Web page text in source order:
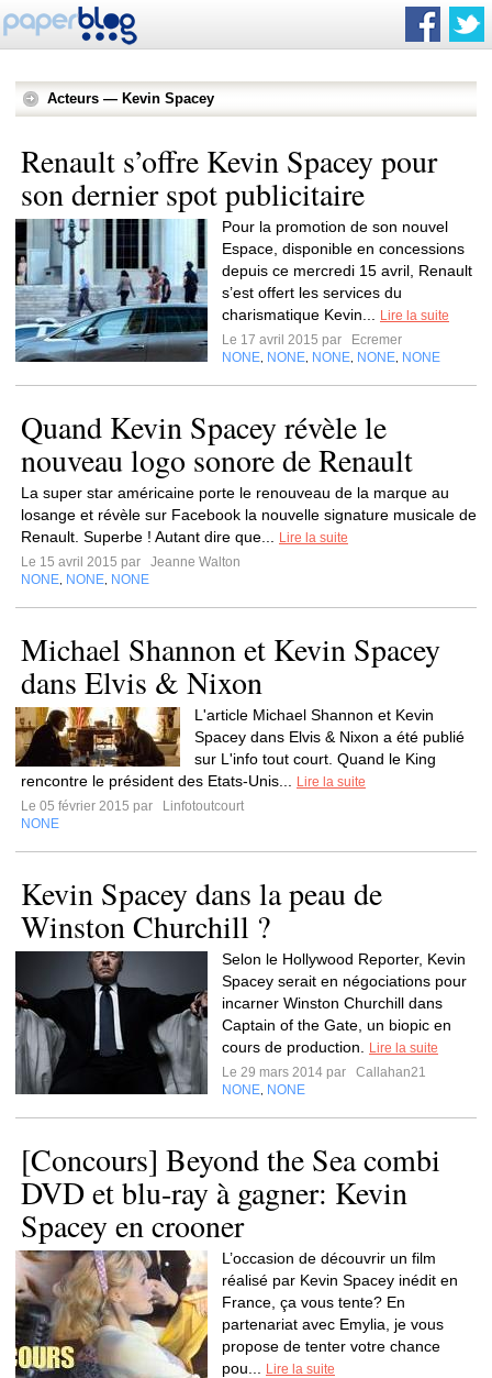
Acteurs — Kevin Spacey
Renault s’offre Kevin Spacey pour
son dernier spot publicitaire
Pour la promotion de son nouvel
Espace, disponible en concessions
depuis ce mercredi 15 avril, Renault
s’est offert les services du
charismatique Kevin...
Lire la suite
Le 17 avril 2015 par
Ecremer
NONE NONE NONE NONE NONE
Quand Kevin Spacey révèle le
nouveau logo sonore de Renault
La super star américaine porte le renouveau de la marque au
losange et révèle sur Facebook la nouvelle signature musicale de
Renault. Superbe ! Autant dire que...
Lire la suite
Le 15 avril 2015 par
Jeanne Walton
NONE NONE NONE
Michael Shannon et Kevin Spacey
dans Elvis & Nixon
L'article Michael Shannon et Kevin
Spacey dans Elvis & Nixon a été publié
sur L'info tout court. Quand le King
rencontre le président des Etats-Unis...
Lire la suite
Le 05 février 2015 par
Linfotoutcourt
NONE
Kevin Spacey dans la peau de
Winston Churchill ?
Selon le Hollywood Reporter, Kevin
Spacey serait en négociations pour
incarner Winston Churchill dans
Captain of the Gate, un biopic en
cours de production.
Lire la suite
Le 29 mars 2014 par
Callahan21
NONE NONE
[Concours] Beyond the Sea combi
DVD et blu-ray à gagner: Kevin
Spacey en crooner
L’occasion de découvrir un film
réalisé par Kevin Spacey inédit en
France, ça vous tente? En
partenariat avec Emylia, je vous
propose de tenter votre chance
pou...
Lire la suite